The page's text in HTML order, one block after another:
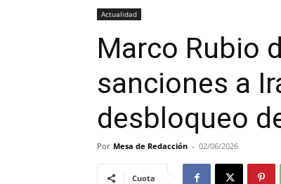
Actualidad
Marco Rubio
sanciones a
desbloqueo
Por Mesa de Redacción - 02/06/2026
Cuota